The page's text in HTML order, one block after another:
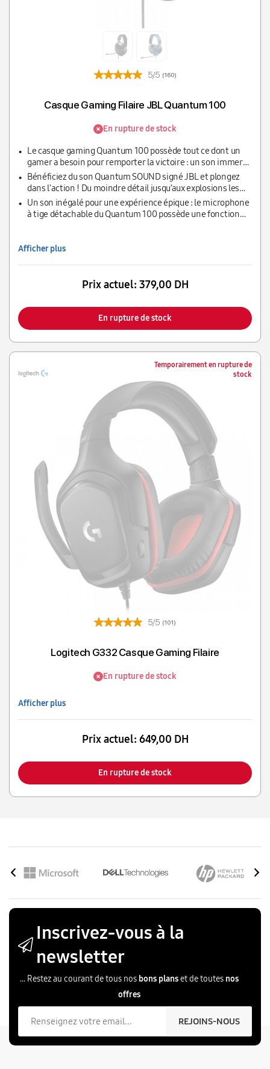
5/5 (160)
Casque Gaming Filaire JBL Quantum 100
En rupture de stock
Le casque gaming Quantum 100 possède tout ce dont un
gamer a besoin pour remporter la victoire : un son immersif
et précis, un port confortable, léger et un micro détachable
Bénéficiez du son Quantum SOUND signé JBL et plongez
dans l'action ! Du moindre détail jusqu’aux explosions les
plus impressionnantes, ce casque reflète des paysages
sonores très réalistes
Un son inégalé pour une expérience épique : le microphone
à tige détachable du Quantum 100 possède une fonction
Afficher plus
Prix actuel: 379,00 DH
En rupture de stock
Temporairement en rupture de
stock
5/5 (101)
Logitech G332 Casque Gaming Filaire
En rupture de stock
Afficher plus
Prix actuel: 649,00 DH
En rupture de stock
Inscrivez-vous à la
newsletter
... Restez au courant de tous nos bons planset de toutes nos
offres
REJOINS-NOUS